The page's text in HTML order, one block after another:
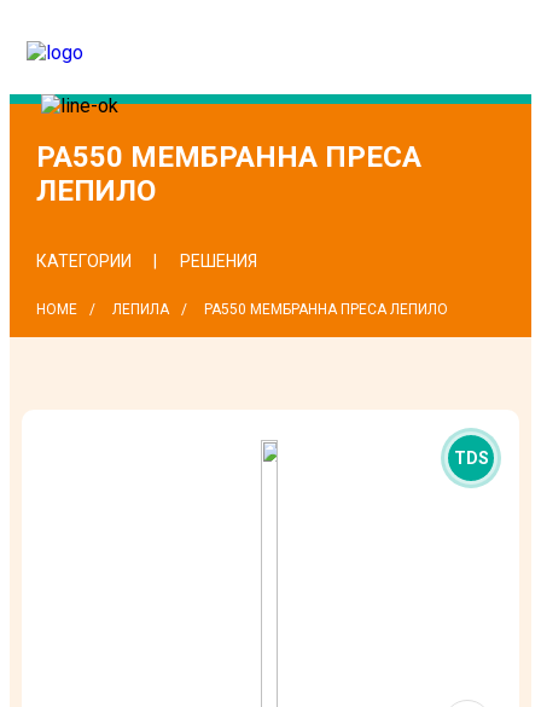
PA550 МЕМБРАННА ПРЕСА
ЛЕПИЛО
КАТЕГОРИИ РЕШЕНИЯ
HOME ЛЕПИЛА PA550 МЕМБРАННА ПРЕСА ЛЕПИЛО
TDS